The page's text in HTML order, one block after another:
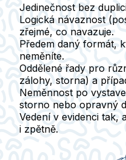
Jedinečnost bez
Logická návaznost
zřejmé, co navazuje.
Předem daný formát,
neměníte.
Oddělené řady pro
zálohy, storna) a
Neměnnost po
storno nebo opravný
Vedení v evidenci tak,
i zpětně.